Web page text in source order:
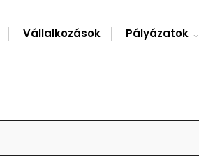
Vállalkozások Pályázatok